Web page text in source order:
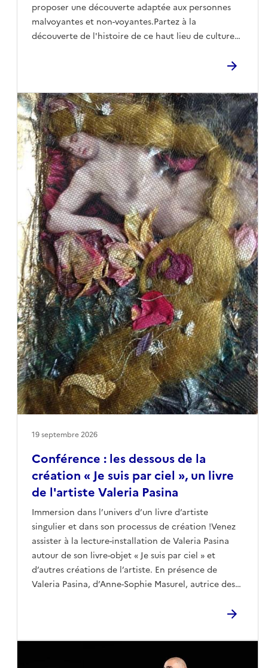
proposer une découverte adaptée aux personnes
malvoyantes et non-voyantes.Partez à la
découverte de l'histoire de ce haut lieu de culture
bibliothèque à travers la fabuleuse frise sculptée
toute la richesse artistique et symbolique de cet
édifice.Réserver
Conférence : les dessous de la
création « Je suis par ciel », un livre
de l'artiste Valeria Pasina
Immersion dans l’univers d’un livre d’artiste
singulier et dans son processus de création !Venez
assister à la lecture-installation de Valeria Pasina
autour de son livre-objet « Je suis par ciel » et
d’autres créations de l’artiste. En présence de
Valeria Pasina, d’Anne-Sophie Masurel, autrice des
cette rencontre permettra d’évoquer les processus
avec le public.Le livre « Je suis par ciel » sera
présenté en regard d’autres créations de
19 septembre 2026